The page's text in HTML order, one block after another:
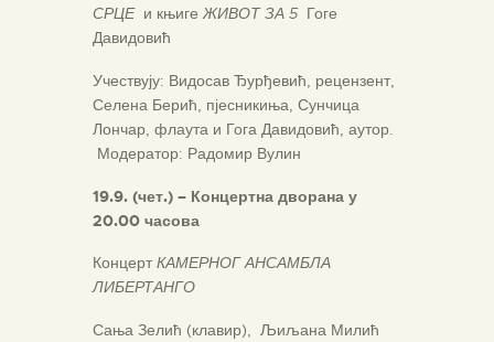
СРЦЕ и књигеЖИВОТ ЗА 5 Гоге
Давидовић
Учествују: Видосав Ђурђевић, рецензент,
Селена Берић, пјесникиња, Сунчица
Лончар, флаута и Гога Давидовић, аутор.
Модератор: Радомир Вулин
19.9. (чет.) – Концертна дворана у
20.00 часова
Концерт КАМЕРНОГ АНСАМБЛА
ЛИБЕРТАНГО
Сања Зелић (клавир), Љиљана Милић